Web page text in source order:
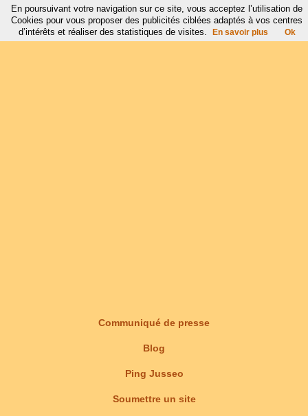
Communiqué de presse
Blog
Ping Jusseo
Soumettre un site
En poursuivant votre navigation sur ce site, vous acceptez l’utilisation de
Cookies pour vous proposer des publicités ciblées adaptés à vos centres
d’intérêts et réaliser des statistiques de visites.
En savoir plus Ok